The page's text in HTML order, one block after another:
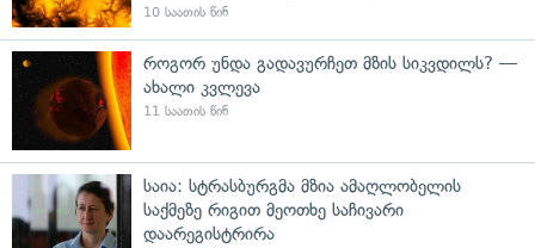
10 საათის წინ
როგორ უნდა გადავურჩეთ მზის სიკვდილს? —
ახალი კვლევა
11 საათის წინ
საია: სტრასბურგმა მზია ამაღლობელის
საქმეზე რიგით მეოთხე საჩივარი
დაარეგისტრირა